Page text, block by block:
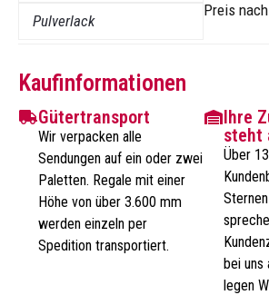
Pulverlack
Preis
Kaufinformationen
Gütertransport
Wir verpacken alle
Sendungen auf ein oder zwei
Paletten. Regale mit einer
Höhe von über 3.600 mm
werden einzeln per
Spedition transportiert.
Ihre
steht
Über
bei uns
legen